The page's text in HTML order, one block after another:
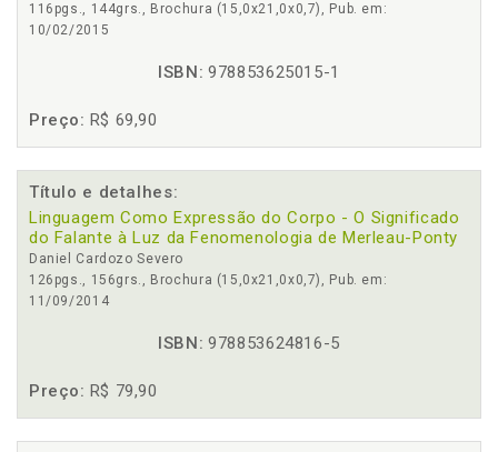
116pgs., 144grs., Brochura (15,0x21,0x0,7), Pub. em:
10/02/2015
ISBN: 978853625015-1
Preço: R$ 69,90
Título e detalhes:
Linguagem Como Expressão do Corpo - O Significado
do Falante à Luz da Fenomenologia de Merleau-Ponty
Daniel Cardozo Severo
126pgs., 156grs., Brochura (15,0x21,0x0,7), Pub. em:
11/09/2014
ISBN: 978853624816-5
Preço: R$ 79,90